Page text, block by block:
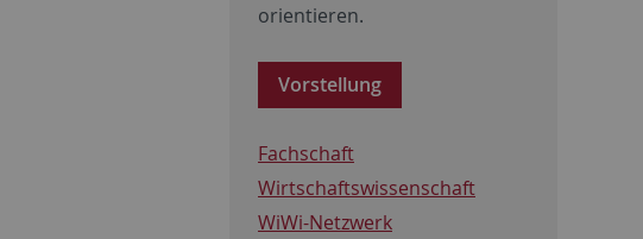
orientieren.
Vorstellung
Fachschaft
Wirtschaftswissenschaft
WiWi-Netzwerk